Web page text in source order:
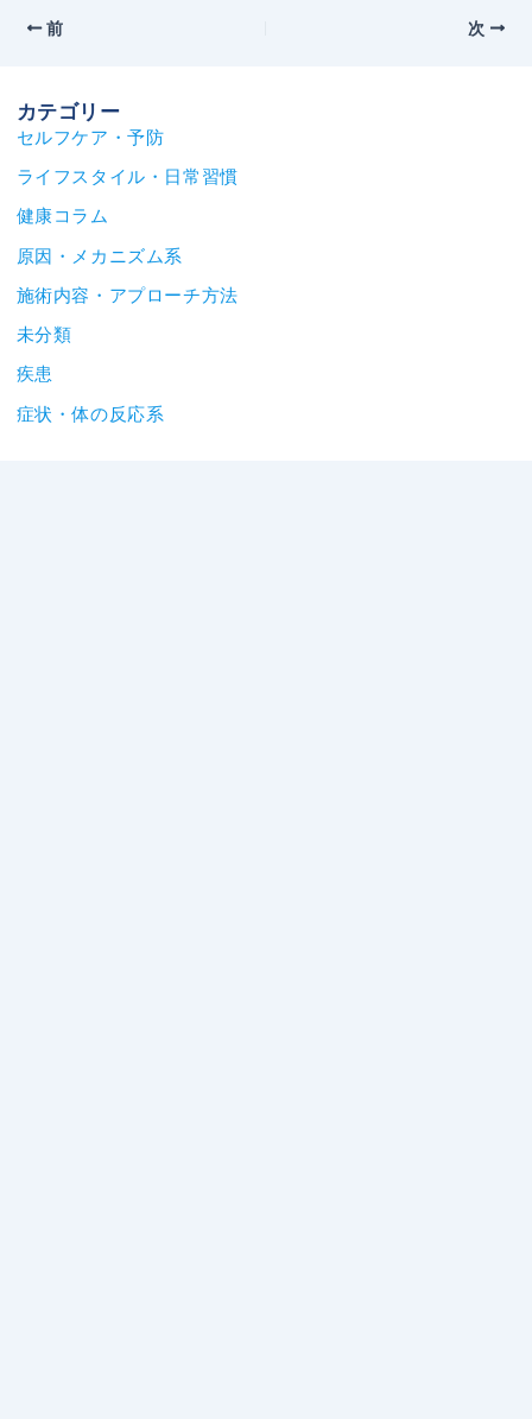
前 次
カテゴリー
セルフケア・予防
ライフスタイル・日常習慣
健康コラム
原因・メカニズム系
施術内容・アプローチ方法
未分類
疾患
症状・体の反応系